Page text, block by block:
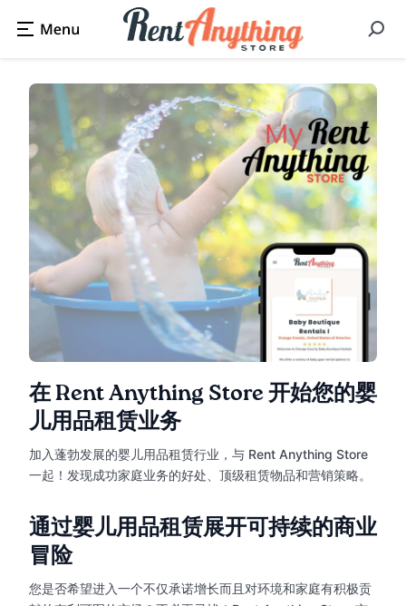
在 Rent Anything Store 开始您的婴
儿用品租赁业务
加入蓬勃发展的婴儿用品租赁行业，与 Rent Anything Store
一起！发现成功家庭业务的好处、顶级租赁物品和营销策略。
通过婴儿用品租赁展开可持续的商业
冒险
您是否希望进入一个不仅承诺增长而且对环境和家庭有积极贡